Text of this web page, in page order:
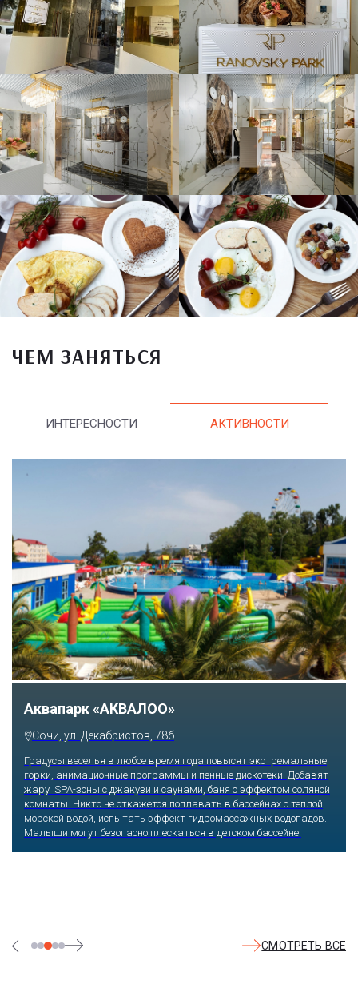
ЧЕМ ЗАНЯТЬСЯ
ИНТЕРЕСНОСТИ АКТИВНОСТИ
Тематический парк развлечений «Сочи
Парк»
Сочи, Олимпийский проспект, 21
Оказавшись здесь, словно попадаешь в сказку: встречаешь
любимых героев русского фольклора, получаешь возможность
сколько душе угодно кататься на аттракционах европейского
уровня. Гости участвуют в увлекательных квестах и творческих
СМОТРЕТЬ ВСЕ